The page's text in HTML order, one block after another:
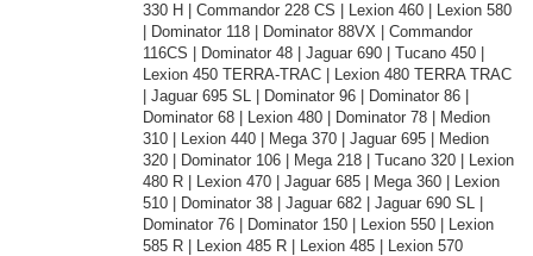
330 H | Commandor 228 CS | Lexion 460 | Lexion 580
| Dominator 118 | Dominator 88VX | Commandor
116CS | Dominator 48 | Jaguar 690 | Tucano 450 |
Lexion 450 TERRA-TRAC | Lexion 480 TERRA TRAC
| Jaguar 695 SL | Dominator 96 | Dominator 86 |
Dominator 68 | Lexion 480 | Dominator 78 | Medion
310 | Lexion 440 | Mega 370 | Jaguar 695 | Medion
320 | Dominator 106 | Mega 218 | Tucano 320 | Lexion
480 R | Lexion 470 | Jaguar 685 | Mega 360 | Lexion
510 | Dominator 38 | Jaguar 682 | Jaguar 690 SL |
Dominator 76 | Dominator 150 | Lexion 550 | Lexion
585 R | Lexion 485 R | Lexion 485 | Lexion 570